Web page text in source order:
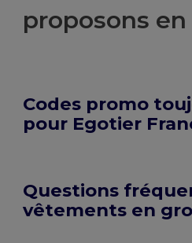
proposons en
Codes promo
pour Egotier
Questions
vêtements en